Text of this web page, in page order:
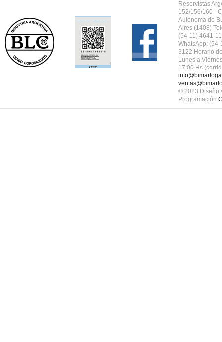
Reservistas
152/156/160 -
Autónoma de
Aires (1408)
(54-11) 4641-
WhatsApp: (54-
3122 Horario
Lunes a
17:00 Hs
© 2023 Diseño
Programación